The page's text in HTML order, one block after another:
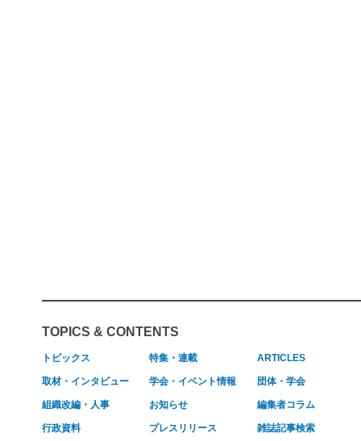
TOPICS & CONTENTS
トピックス 特集・連載 ARTICLES
取材・インタビュー 学会・イベント情報 団体・学会
組織改編・人事 お知らせ 編集者コラム
行政資料 プレスリリース 雑誌記事検索